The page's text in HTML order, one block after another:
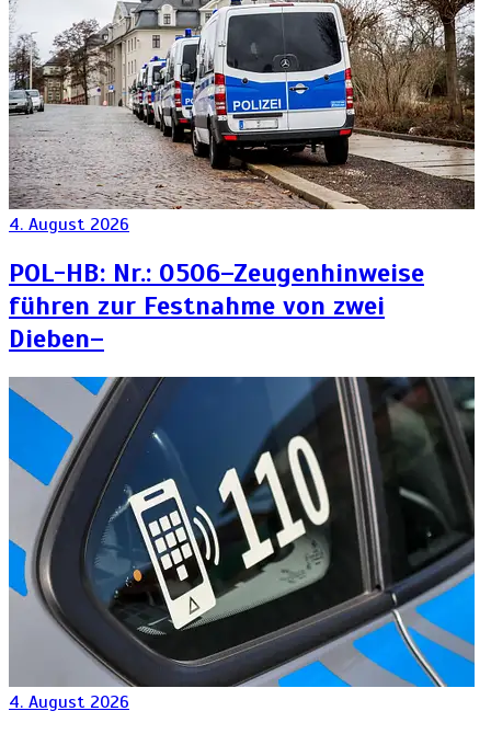
4. August 2026
POL-HB: Nr.: 0506–Zeugenhinweise
führen zur Festnahme von zwei
Dieben–
4. August 2026